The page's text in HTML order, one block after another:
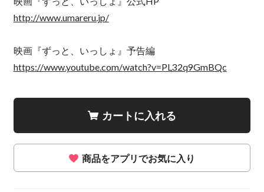
http://www.umareru.jp/
映画『ずっと、いっしょ』予告編
https://www.youtube.com/watch?v=PL32q9GmBQc
カートに入れる
商品をアプリでお気に入り